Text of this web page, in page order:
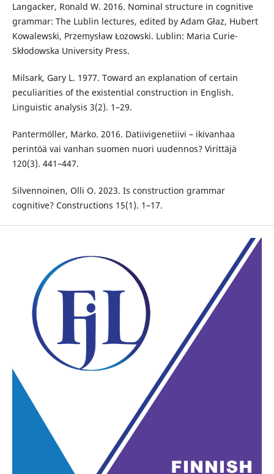
Langacker, Ronald W. 2016. Nominal structure in cognitive
grammar: The Lublin lectures, edited by Adam Głaz, Hubert
Kowalewski, Przemysław Łozowski. Lublin: Maria Curie-
Skłodowska University Press.
Milsark, Gary L. 1977. Toward an explanation of certain
peculiarities of the existential construction in English.
Linguistic analysis 3(2). 1–29.
Pantermöller, Marko. 2016. Datiivigenetiivi – ikivanhaa
perintöä vai vanhan suomen nuori uudennos? Virittäjä
120(3). 441–447.
Silvennoinen, Olli O. 2023. Is construction grammar
cognitive? Constructions 15(1). 1–17.